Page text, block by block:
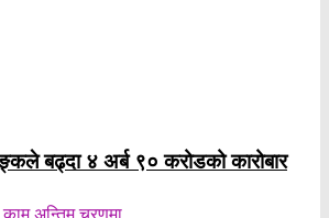
बढ्दा ४ अर्ब ९० करोडको कारोबार